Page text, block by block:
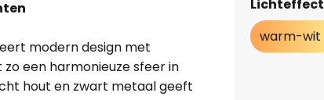
modern design met
een harmonieuze sfeer in
hout en zwart metaal geeft
Lichteffect
warm-wit